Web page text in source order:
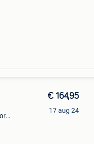
€ 164,95
17 aug 24